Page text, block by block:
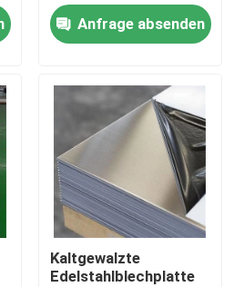
Anfrage absenden
Kaltgewalzte
Edelstahlblechplatte